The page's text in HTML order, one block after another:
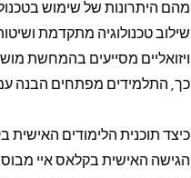
מהם היתרונות של שימוש
שילוב טכנולוגיה מתקדמת
ויזואליים מסייעים בהמחשת
כך, התלמידים מפתחים הבנה
כיצד תוכנית הלימודים
הגישה האישית בקלאס איי